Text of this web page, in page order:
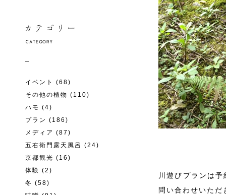
イベント
(68)
その他の植物 (110)
ハモ (4)
プラン (186)
メディア (87)
五右衛門露天風呂 (24)
京都観光 (16)
体験 (2)
冬 (58)
川遊びプランは
問い合わせいた